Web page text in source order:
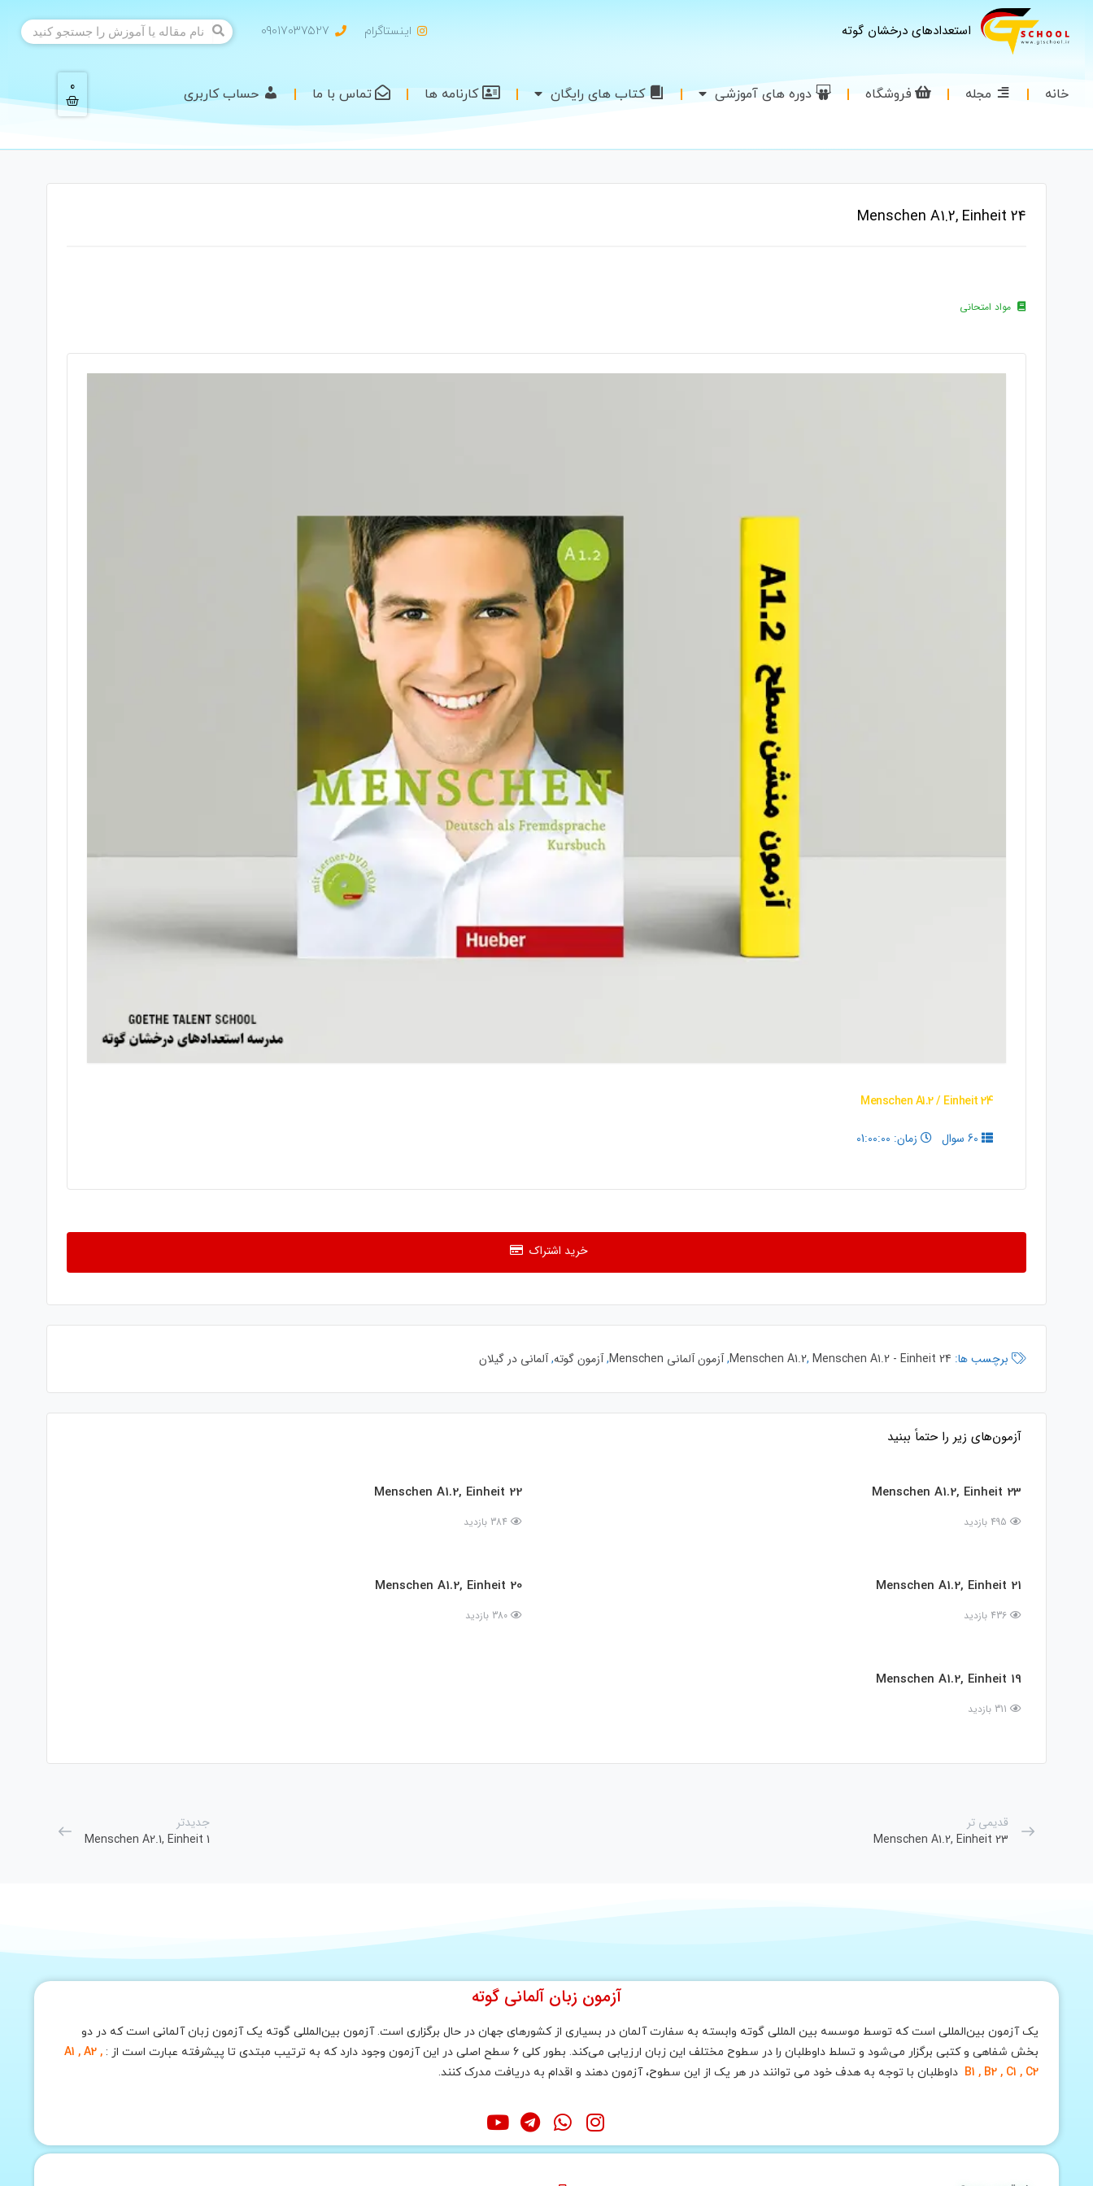
استعدادهای درخشان گوته اینستاگرام 09017037527
خانه مجله فروشگاه دوره های آموزشی کتاب های رایگان کارنامه ها تماس با ما حساب کاربری 0
Menschen A1.2, Einheit 24
مواد امتحانی
Menschen A1.2 / Einheit 24
زمان: 01:00:00
خرید اشتراک
برچسب ها: Menschen A1.2, Menschen A1.2 - Einheit 24
,آزمون آلمانی Menschen ,آزمون گوته,آلمانی در گیلان
آزمون‌های زیر را حتماً ببنید
Menschen A1.2, Einheit 23
Menschen A1.2, Einheit 22
Menschen A1.2, Einheit 21
Menschen A1.2, Einheit 20
Menschen A1.2, Einheit 19
قدیمی تر
Menschen A1.2, Einheit 23
جدیدتر
Menschen A2.1, Einheit 1
آزمون زبان آلمانی گوته
یک آزمون بین‌المللی است که توسط موسسه بین المللی گوته وابسته به سفارت آلمان در بسیاری از کشورهای جهان در حال برگزاری است. آزمون بین‌المللی گوته یک آزمون زبان آلمانی است که در دو
بخش شفاهی و کتبی برگزار می‌شود و تسلط داوطلبان را در سطوح مختلف این زبان ارزیابی می‌کند. بطور کلی 6 سطح اصلی در این آزمون وجود دارد که به ترتیب مبتدی تا پیشرفته عبارت است از :
A1 , A2 ,
B1 , B2 , C1 , C2 داوطلبان با توجه به هدف خود می توانند در هر یک از این سطوح، آزمون دهند و اقدام به دریافت مدرک کنند.